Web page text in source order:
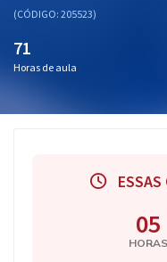
(CÓDIGO: 205523)
71
Horas de aula
ESSAS
05
HORAS